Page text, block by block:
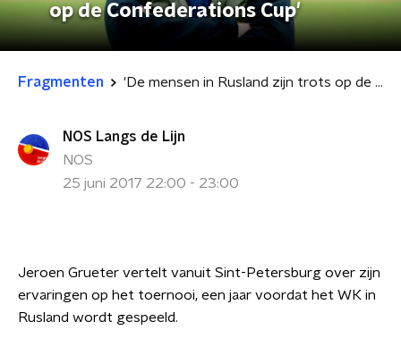
op de Confederations Cup'
Fragmenten 'De mensen in Rusland zijn trots op de Confederations Cup'
NOS Langs de Lijn
NOS
25 juni 2017 22:00 - 23:00
Jeroen Grueter vertelt vanuit Sint-Petersburg over zijn
ervaringen op het toernooi, een jaar voordat het WK in
Rusland wordt gespeeld.